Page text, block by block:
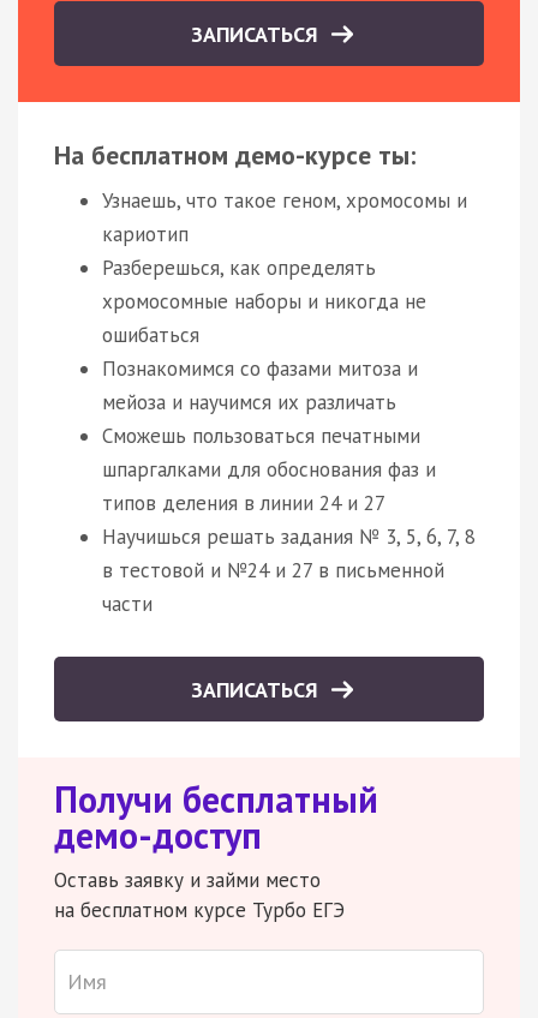
ЗАПИСАТЬСЯ
На бесплатном демо-курсе ты:
Узнаешь, что такое геном, хромосомы и
кариотип
Разберешься, как определять
хромосомные наборы и никогда не
ошибаться
Познакомимся со фазами митоза и
мейоза и научимся их различать
Сможешь пользоваться печатными
шпаргалками для обоснования фаз и
типов деления в линии 24 и 27
Научишься решать задания № 3, 5, 6, 7, 8
в тестовой и №24 и 27 в письменной
части
ЗАПИСАТЬСЯ
Получи бесплатный
демо-доступ
Оставь заявку и займи место
на бесплатном курсе Турбо ЕГЭ